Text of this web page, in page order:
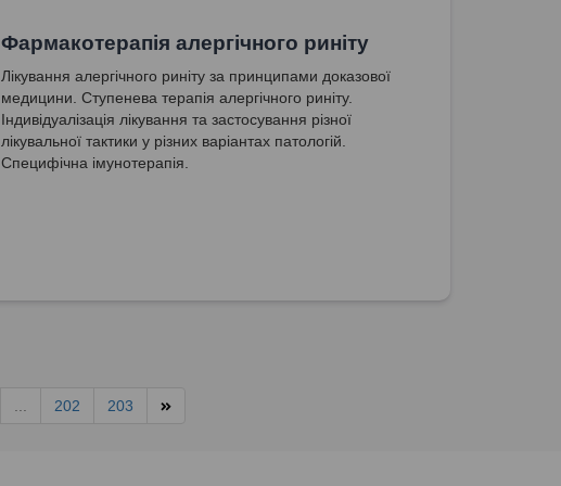
Фармакотерапія алергічного риніту
Лікування алергічного риніту за принципами доказової
медицини. Ступенева терапія алергічного риніту.
Індивідуалізація лікування та застосування різної
лікувальної тактики у різних варіантах патологій.
Специфічна імунотерапія.
202 203